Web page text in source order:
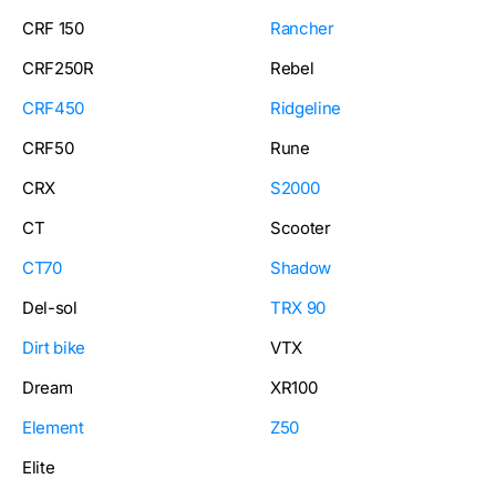
CRF 150
CRF250R
CRF450
CRF50
CRX
CT
CT70
Del-sol
Dirt bike
Dream
Element
Elite
Rancher
Rebel
Ridgeline
Rune
S2000
Scooter
Shadow
TRX 90
VTX
XR100
Z50